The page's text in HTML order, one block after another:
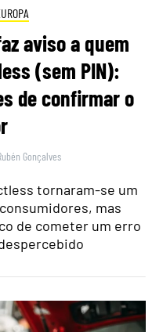
aviso a quem
(sem PIN):
de confirmar o
Gonçalves
tornaram-se um
mas
de cometer um erro